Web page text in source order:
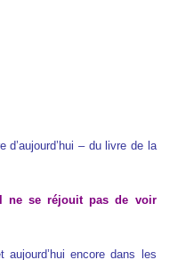
– du livre de la
ne se réjouit pas de voir
encore dans les